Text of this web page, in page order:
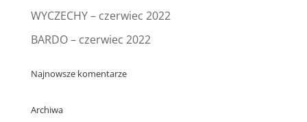
WYCZECHY – czerwiec 2022
BARDO – czerwiec 2022
Najnowsze komentarze
Archiwa